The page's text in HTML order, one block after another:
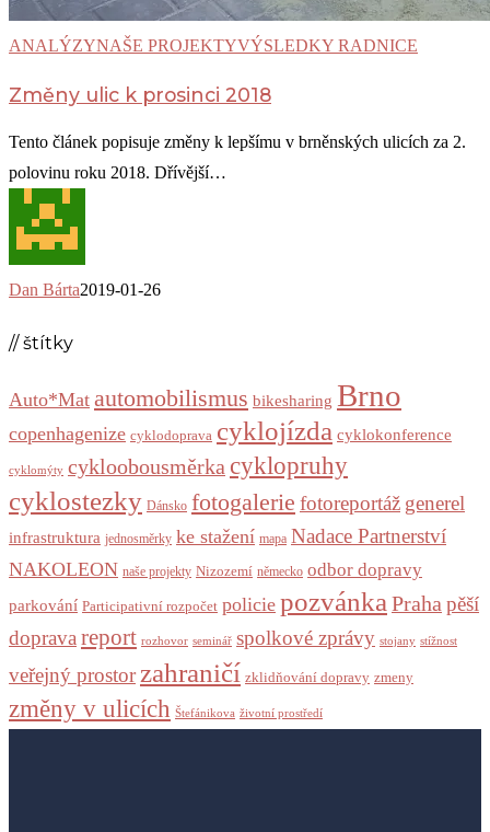
ANALÝZYNAŠE PROJEKTYVÝSLEDKY RADNICE
Změny ulic k prosinci 2018
Tento článek popisuje změny k lepšímu v brněnských ulicích za 2.
polovinu roku 2018. Dřívější…
Dan Bárta2019-01-26
// štítky
Auto*Mat automobilismus bikesharing Brno
copenhagenize cyklodoprava cyklojízda cyklokonference
cyklomýty cykloobousměrka cyklopruhy
cyklostezky Dánsko fotogalerie fotoreportáž generel
infrastruktura jednosměrky ke stažení mapa Nadace Partnerství
NAKOLEON naše projekty Nizozemí německo odbor dopravy
parkování Participativní rozpočet policie pozvánka Praha pěší
dopravareport rozhovor seminář spolkové zprávy stojany stížnost
veřejný prostor zahraničí zklidňování dopravy zmeny
změny v ulicích Štefánikova životní prostředí